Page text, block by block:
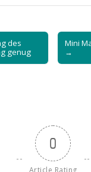
des
genug
Mini
→
0